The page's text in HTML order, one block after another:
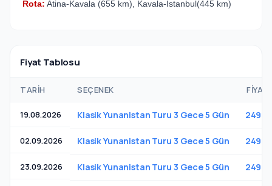
Rota: Atina-Kavala (655 km), Kavala-İstanbul(445 km)
Fiyat Tablosu
TARIH SEÇENEK FIYAT
19.08.2026 Klasik Yunanistan Turu 3 Gece 5 Gün 249 €
02.09.2026 Klasik Yunanistan Turu 3 Gece 5 Gün 249 €
23.09.2026 Klasik Yunanistan Turu 3 Gece 5 Gün 249 €